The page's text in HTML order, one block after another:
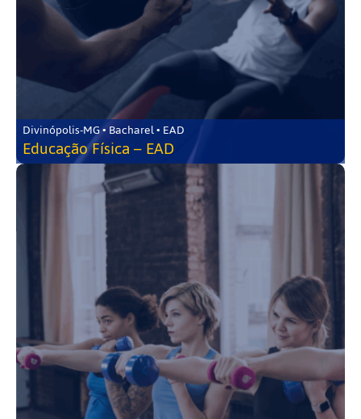
Divinópolis-MG • Bacharel • EAD
Educação Física – EAD